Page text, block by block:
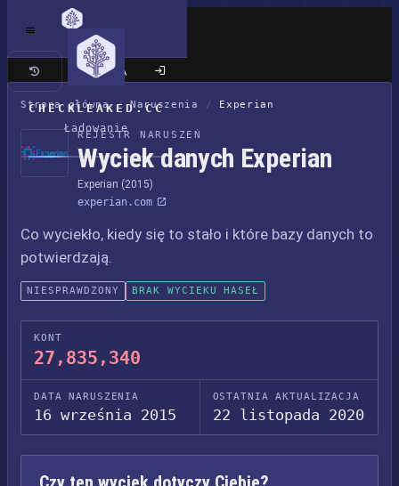
CHECKLEAKED.CC
Ładowanie
Klasyczna wersja
Strona główna / Naruszenia / Experian
REJESTR NARUSZEŃ
Wyciek danych Experian
Experian (2015)
experian.com
Co wyciekło, kiedy się to stało i które bazy danych to
potwierdzają.
NIESPRAWDZONY BRAK WYCIEKU HASEŁ
KONT
27,835,340
DATA NARUSZENIA
16 września 2015
OSTATNIA AKTUALIZACJA
22 listopada 2020